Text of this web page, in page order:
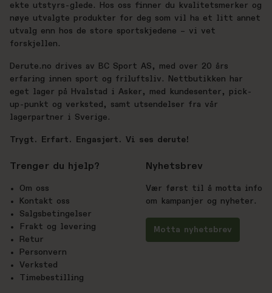
ekte utstyrs-glede. Hos oss finner du kvalitetsmerker og
nøye utvalgte produkter for deg som vil ha et litt annet
utvalg enn hos de store sportskjedene – vi vet
forskjellen.
Derute.no drives av BC Sport AS, med over 20 års
erfaring innen sport og friluftsliv. Nettbutikken har
eget lager på Hvalstad i Asker, med kundesenter, pick-
up-punkt og verksted, samt utsendelser fra vår
lagerpartner i Sverige.
Trygt. Erfart. Engasjert. Vi ses derute!
Trenger du hjelp?
Om oss
Kontakt oss
Salgsbetingelser
Frakt og levering
Retur
Personvern
Verksted
Timebestilling
Nyhetsbrev
Vær først til å motta info
om kampanjer og nyheter.
Motta nyhetsbrev